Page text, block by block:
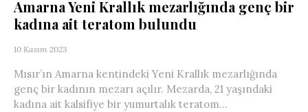
Amarna Yeni Krallık mezarlığında genç bir
kadına ait teratom bulundu
10 Kasım 2023
Mısır’ın Amarna kentindeki Yeni Krallık mezarlığında
genç bir kadının mezarı açılır. Mezarda, 21 yaşındaki
kadına ait kalsifiye bir yumurtalık teratom...